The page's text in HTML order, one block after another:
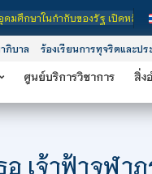
องรัฐ เปิดหลักสูตรการเรียนก
ภิบาล ร้องเรียนการทุจริตและป
ศูนย์บริการวิชาการ สิ่ง
อ เจ้าฟ้าจุฬา